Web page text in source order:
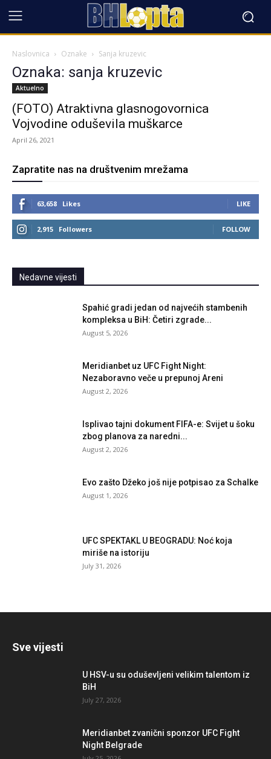
Naslovnica Oznake Sanja kruzevic
Oznaka: sanja kruzevic
Aktuelno
(FOTO) Atraktivna glasnogovornica
Vojvodine oduševila muškarce
April 26, 2021
Zapratite nas na društvenim mrežama
63,658 Likes LIKE
2,915 Followers FOLLOW
Nedavne vijesti
Spahić gradi jedan od najvećih stambenih
kompleksa u BiH: Četiri zgrade...
August 5, 2026
Meridianbet uz UFC Fight Night:
Nezaboravno veče u prepunoj Areni
August 2, 2026
Isplivao tajni dokument FIFA-e: Svijet u šoku
zbog planova za naredni...
August 2, 2026
Evo zašto Džeko još nije potpisao za Schalke
August 1, 2026
UFC SPEKTAKL U BEOGRADU: Noć koja
miriše na istoriju
July 31, 2026
Sve vijesti
U HSV-u su oduševljeni velikim talentom iz
BiH
July 27, 2026
Meridianbet zvanični sponzor UFC Fight
Night Belgrade